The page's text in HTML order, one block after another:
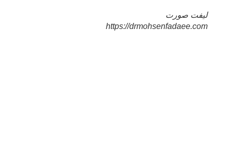
لیفت صورت
https://drmohsenfadaee.com